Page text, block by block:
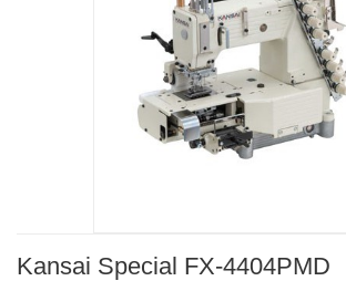
Kansai Special FX-4404PMD